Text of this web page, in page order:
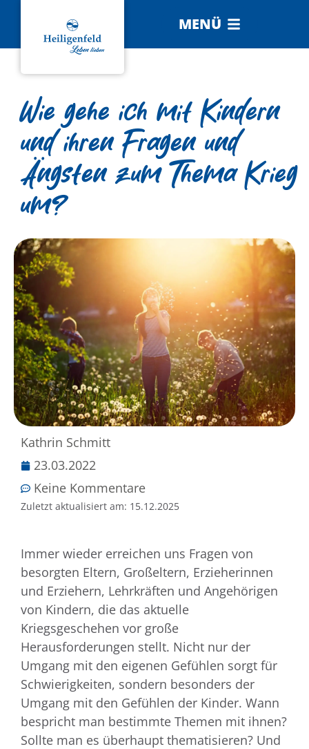
MENÜ
Wie gehe ich mit Kindern
und ihren Fragen und
Ängsten zum Thema Krieg
um?
Kathrin Schmitt
23.03.2022
Keine Kommentare
Zuletzt aktualisiert am: 15.12.2025
Immer wieder erreichen uns Fragen von
besorgten Eltern, Großeltern, Erzieherinnen
und Erziehern, Lehrkräften und Angehörigen
von Kindern, die das aktuelle
Kriegsgeschehen vor große
Herausforderungen stellt. Nicht nur der
Umgang mit den eigenen Gefühlen sorgt für
Schwierigkeiten, sondern besonders der
Umgang mit den Gefühlen der Kinder. Wann
bespricht man bestimmte Themen mit ihnen?
Sollte man es überhaupt thematisieren? Und